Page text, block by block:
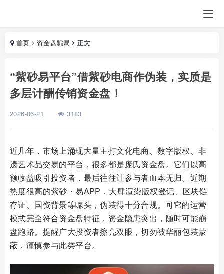
首页 资金盘骗局 正文
“紫砂易平台”借紫砂电商作伪装，实质是
多层计酬传销资金盘！
2026-06-21 3183
近几年，市场上涌现大量主打文化电商、数字版权、非
遗艺术品交易的平台，很多都是庞氏资金盘。它们以高
额收益吸引投资者，最后往往让参与者血本无归。近期
热度很高的紫砂・易APP，大肆渲染版权登记、区块链
存证、国资背景等噱头，伪装得十分合规。可它的运营
模式完全符合资金盘特征，资金隐患突出，随时可能崩
盘跑路。提醒广大投资者擦亮双眼，切勿被华丽包装蒙
蔽，谨慎参与此类平台。